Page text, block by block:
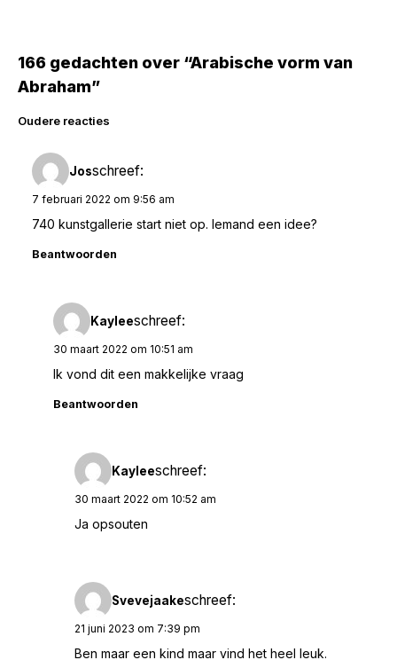
166 gedachten over “Arabische vorm van
Abraham”
Reacties
navigatie
Oudere reacties
Josschreef:
7 februari 2022 om 9:56 am
740 kunstgallerie start niet op. Iemand een idee?
Beantwoorden
Kayleeschreef:
30 maart 2022 om 10:51 am
Ik vond dit een makkelijke vraag
Beantwoorden
Kayleeschreef:
30 maart 2022 om 10:52 am
Ja opsouten
Svevejaakeschreef:
21 juni 2023 om 7:39 pm
Ben maar een kind maar vind het heel leuk.